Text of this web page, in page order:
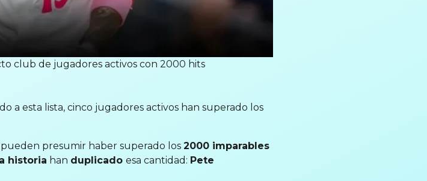
club de jugadores activos con 2000 hits
a esta lista, cinco jugadores activos han superado los
presumir haber superado los 2000 imparables
historia han duplicado esa cantidad: Pete